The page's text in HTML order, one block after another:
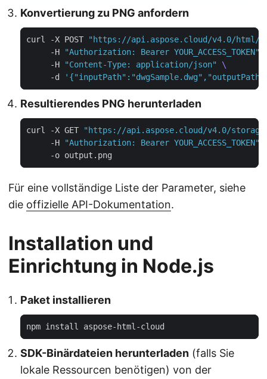
Konvertierung zu PNG anfordern
curl -X POST
"https://api.aspose.cloud/v4.0/html/
     -H
"Authorization: Bearer YOUR_ACCESS_TOKEN"
     -H
"Content-Type: application/json"
     -d
Resultierendes PNG herunterladen
curl -X GET
"https://api.aspose.cloud/v4.0/
     -H
"Authorization: Bearer YOUR_ACCESS_TOKEN"
Für eine vollständige Liste der Parameter, siehe
die offizielle API-Dokumentation.
Installation und
Einrichtung in Node.js
Paket installieren
SDK-Binärdateien herunterladen (falls Sie
lokale Ressourcen benötigen) von der